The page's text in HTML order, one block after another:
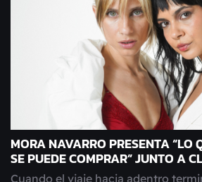
MORA NAVARRO PRESENTA “LO
SE PUEDE COMPRAR” JUNTO A
Cuando el viaje hacia adentro